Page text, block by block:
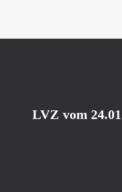
LVZ vom